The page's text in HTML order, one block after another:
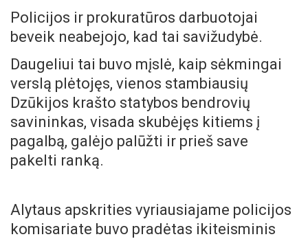
Policijos ir prokuratūros darbuotojai
beveik neabejojo, kad tai savižudybė.
Daugeliui tai buvo mįslė, kaip sėkmingai
verslą plėtojęs, vienos stambiausių
Dzūkijos krašto statybos bendrovių
savininkas, visada skubėjęs kitiems į
pagalbą, galėjo palūžti ir prieš save
pakelti ranką.
Alytaus apskrities vyriausiajame policijos
komisariate buvo pradėtas ikiteisminis